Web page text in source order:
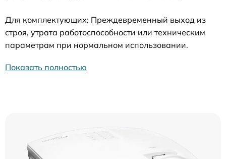
Для комплектующих: Преждевременный выход из
строя, утрата работоспособности или техническим
параметрам при нормальном использовании.
Показать полностью